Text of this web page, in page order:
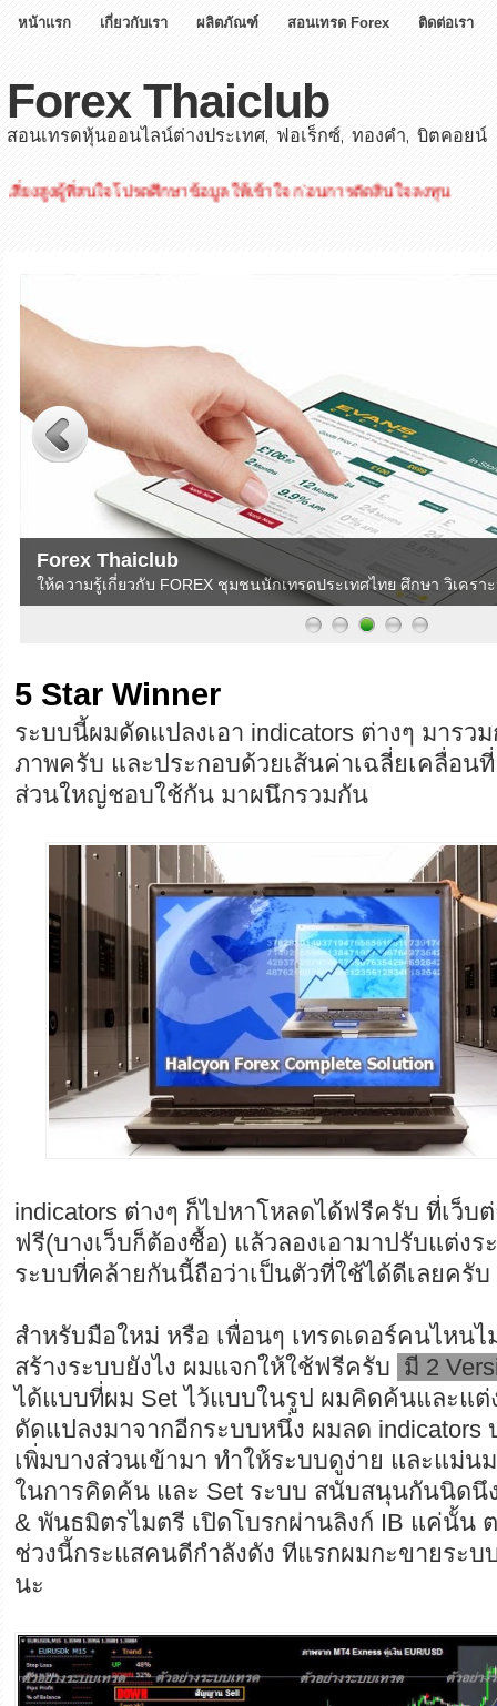
หน้าแรก เกี่ยวกับเรา ผลิตภัณฑ์ สอนเทรด Forex ติดต่อเรา
Forex Thaiclub
สอนเทรดหุ้นออนไลน์ต่างประเทศ, ฟอเร็กซ์, ทองคำ, บิตคอยน์
นใจโปรดศึกษาข้อมูลให้เข้าใจ ก่อนการตัดสินใจลงทุน
Forex Thaiclub
ให้ความรู้เกี่ยวกับ FOREX ชุมชนนักเทรดประเทศไทย ศึกษา วิเคร
5 Star Winner
ระบบนี้ผมดัดแปลงเอา indicators ต่างๆ มารว
ภาพครับ และประกอบด้วยเส้นค่าเฉลี่ยเคลื่อน
ส่วนใหญ่ชอบใช้กัน มาผนึกรวมกัน
indicators ต่างๆ ก็ไปหาโหลดได้ฟรีครับ ที่เว็บ
ฟรี(บางเว็บก็ต้องซื้อ) แล้วลองเอามาปรับแต่ง
ระบบที่คล้ายกันนี้ถือว่าเป็นตัวที่ใช้ได้ดีเลยครับ
สำหรับมือใหม่ หรือ เพื่อนๆ เทรดเดอร์คนไหนไ
สร้างระบบยังไง ผมแจกให้ใช้ฟรีครับ มี 2
ได้แบบที่ผม Set ไว้แบบในรูป ผมคิดค้นและแต่
ดัดแปลงมาจากอีกระบบหนึ่ง ผมลด indicators
เพิ่มบางส่วนเข้ามา ทำให้ระบบดูง่าย และแม่
ในการคิดค้น และ Set ระบบ สนับสนุนกันนิดนึ
& พันธมิตรไมตรี เปิดโบรกผ่านลิงก์ IB แค่นั้น
ช่วงนี้กระแสคนดีกำลังดัง ทีแรกผมกะขายระ
นะ